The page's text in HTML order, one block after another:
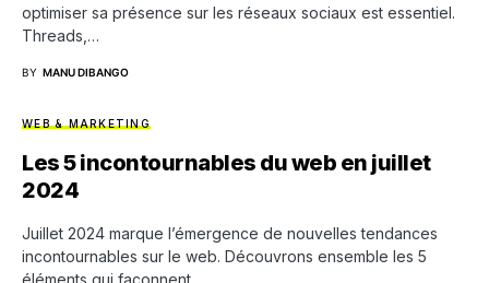
optimiser sa présence sur les réseaux sociaux est essentiel.
Threads,…
BY MANU DIBANGO
WEB & MARKETING
Les 5 incontournables du web en juillet
2024
Juillet 2024 marque l’émergence de nouvelles tendances
incontournables sur le web. Découvrons ensemble les 5
éléments qui façonnent…